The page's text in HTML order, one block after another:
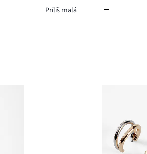
Príliš malá